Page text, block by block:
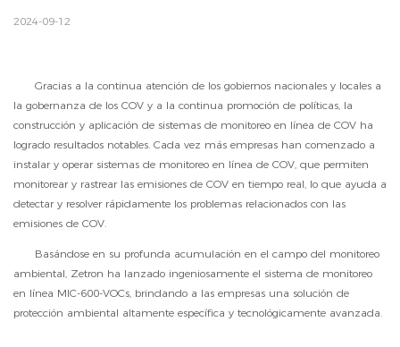
2024-09-12
Gracias a la continua atención de los gobiernos nacionales y locales a
la gobernanza de los COV y a la continua promoción de políticas, la
construcción y aplicación de sistemas de monitoreo en línea de COV ha
logrado resultados notables. Cada vez más empresas han comenzado a
instalar y operar sistemas de monitoreo en línea de COV, que permiten
monitorear y rastrear las emisiones de COV en tiempo real, lo que ayuda a
detectar y resolver rápidamente los problemas relacionados con las
emisiones de COV.
Basándose en su profunda acumulación en el campo del monitoreo
ambiental, Zetron ha lanzado ingeniosamente el sistema de monitoreo
en línea MIC-600-VOCs, brindando a las empresas una solución de
protección ambiental altamente específica y tecnológicamente avanzada.